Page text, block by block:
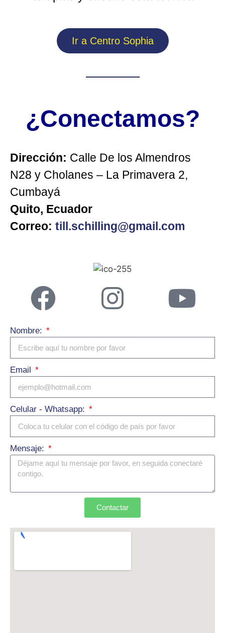
Ir a Centro Sophia
¿Conectamos?
Dirección: Calle De los Almendros
N28 y Cholanes – La Primavera 2,
Cumbayá
Quito, Ecuador
Correo: till.schilling@gmail.com
Nombre:
Email
Celular - Whatsapp:
Mensaje:
Contactar